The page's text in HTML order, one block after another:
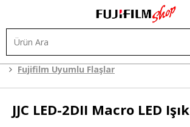
Fujifilm Uyumlu Flaşlar
JJC LED-2DII Macro LED Işık